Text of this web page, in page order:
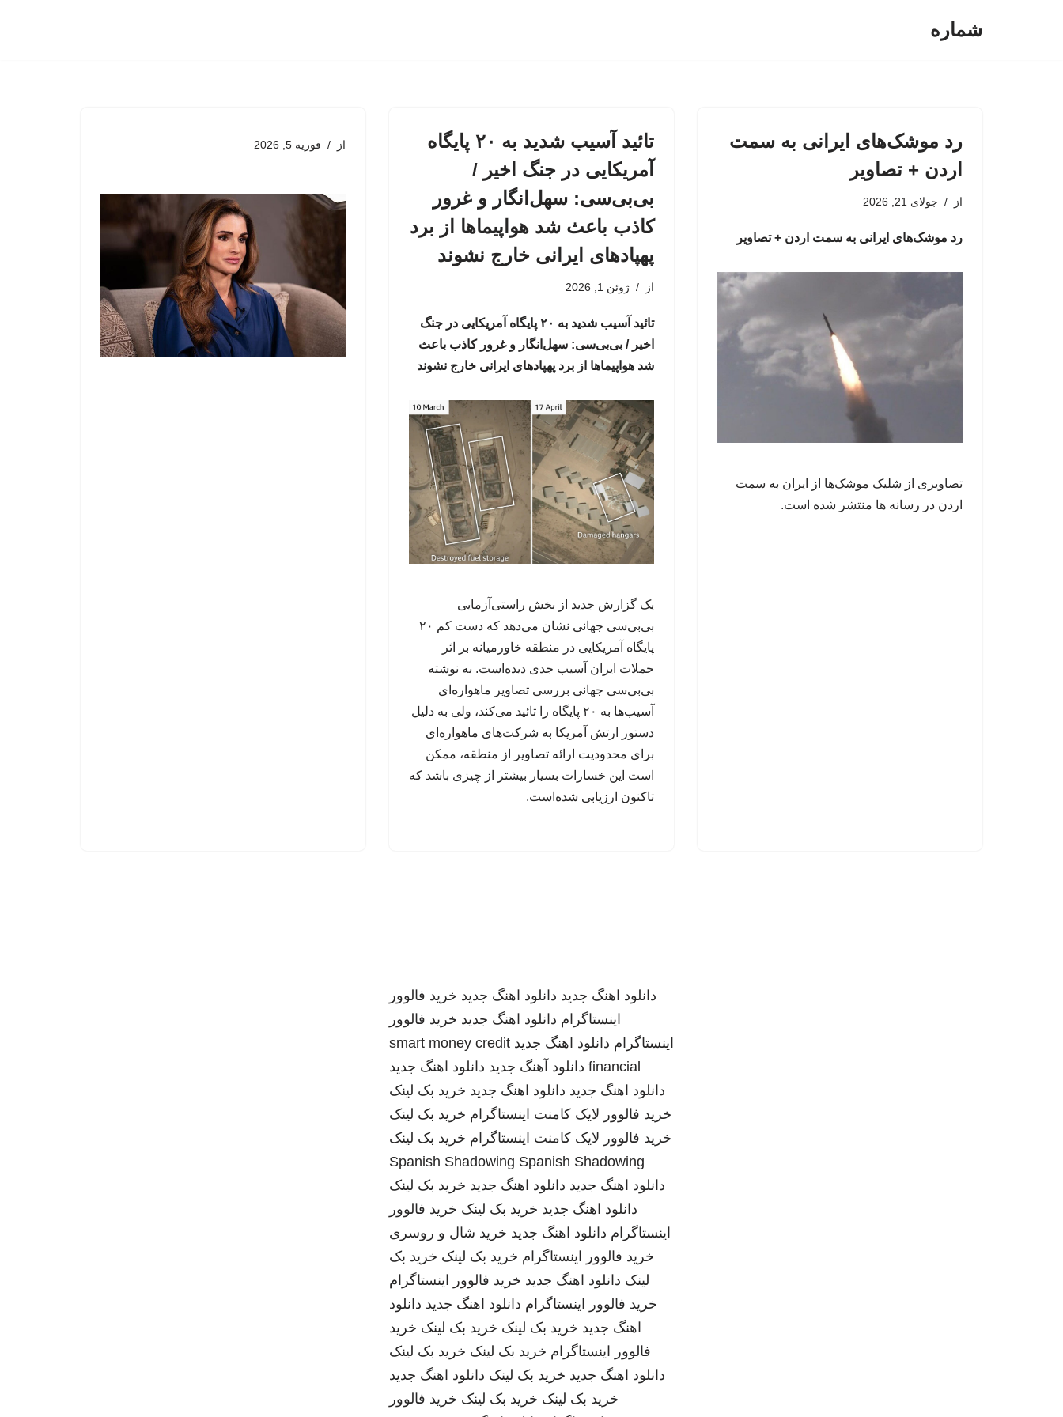
شماره
رد موشک‌های ایرانی به سمت
اردن + تصاویر
از جولای 21, 2026
رد موشک‌های ایرانی به سمت اردن + تصاویر
تصاویری از شلیک موشک‌ها از ایران به سمت
اردن در رسانه ها منتشر شده است.
تائید آسیب شدید به ۲۰ پایگاه
آمریکایی در جنگ اخیر /
بی‌بی‌سی: سهل‌انگار و غرور
کاذب باعث شد هواپیماها از برد
پهپادهای ایرانی خارج نشوند
از ژوئن 1, 2026
تائید آسیب شدید به ۲۰ پایگاه آمریکایی در جنگ
اخیر / بی‌بی‌سی: سهل‌انگار و غرور کاذب باعث
شد هواپیماها از برد پهپادهای ایرانی خارج نشوند
یک گزارش جدید از بخش راستی‌آزمایی
بی‌بی‌سی جهانی نشان می‌دهد که دست کم ۲۰
پایگاه آمریکایی در منطقه خاورمیانه بر اثر
حملات ایران آسیب جدی دیده‌است. به نوشته
بی‌بی‌سی جهانی بررسی تصاویر ماهواره‌ای
آسیب‌ها به ۲۰ پایگاه را تائید می‌کند، ولی به دلیل
دستور ارتش آمریکا به شرکت‌های ماهواره‌ای
برای محدودیت ارائه تصاویر از منطقه، ممکن
است این خسارات بسیار بیشتر از چیزی باشد که
تاکنون ارزیابی شده‌است.
از فوریه 5, 2026
دانلود اهنگ جدید دانلود اهنگ جدید خرید فالوور
اینستاگرام دانلود اهنگ جدید خرید فالوور
اینستاگرام دانلود اهنگ جدید smart money credit
financial دانلود آهنگ جدید دانلود اهنگ جدید
دانلود اهنگ جدید دانلود اهنگ جدید خرید بک لینک
خرید فالوور لایک کامنت اینستاگرام خرید بک لینک
خرید فالوور لایک کامنت اینستاگرام خرید بک لینک
Spanish Shadowing Spanish Shadowing
دانلود اهنگ جدید دانلود اهنگ جدید خرید بک لینک
دانلود اهنگ جدید خرید بک لینک خرید فالوور
اینستاگرام دانلود اهنگ جدید خرید شال و روسری
خرید فالوور اینستاگرام خرید بک لینک خرید بک
لینک دانلود اهنگ جدید خرید فالوور اینستاگرام
خرید فالوور اینستاگرام دانلود اهنگ جدید دانلود
اهنگ جدید خرید بک لینک خرید بک لینک خرید
فالوور اینستاگرام خرید بک لینک خرید بک لینک
دانلود اهنگ جدید خرید بک لینک دانلود اهنگ جدید
خرید بک لینک خرید بک لینک خرید فالوور